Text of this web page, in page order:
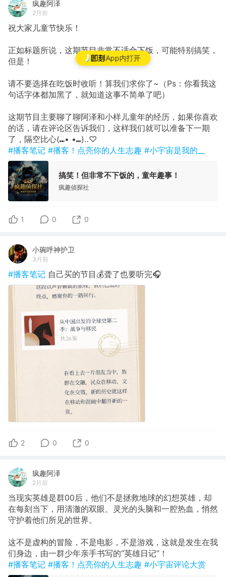
App内打开
疯趣阿泽
2月前
祝大家儿童节快乐！
正如标题所说，这期节目非常不适合下饭，可能特别搞笑，
但是！
请不要选择在吃饭时收听！算我们求你了~（Ps：你看我这
句话字体都加黑了，就知道这事不简单了吧）
这期节目主要聊了聊阿泽和小样儿童年的经历，如果你喜欢
的话，请在评论区告诉我们，这样我们就可以准备下一期
了，隔空比心(⑉• •⑉)‥♡
#播客笔记 #播客！点亮你的人生志趣 #小宇宙是我的__
搞笑！但非常不下饭的，童年趣事！
疯趣侦探社
1 0 0
小琬呼神护卫
3月前
#播客笔记 自己买的节目💰聋了也要听完🎧
2 0 0
疯趣阿泽
2月前
当现实英雄是群00后，他们不是拯救地球的幻想英雄，却
在每刻当下，用清澈的双眼、灵光的头脑和一腔热血，悄然
守护着他们所见的世界。
这不是虚构的冒险，不是电影，不是游戏，这就是发生在我
们身边，由一群少年亲手书写的“英雄日记”！
#播客笔记 #播客！点亮你的人生志趣 #小宇宙评论大赏